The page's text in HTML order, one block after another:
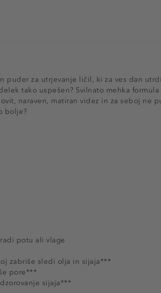
puder za utrjevanje ličil, ki za ves dan
tako uspešen? Svilnato mehka formula
naraven, matiran videz in za seboj ne
bolje?
potu ali vlage
zabriše sledi olja in sijaja***
pore***
sijaja***